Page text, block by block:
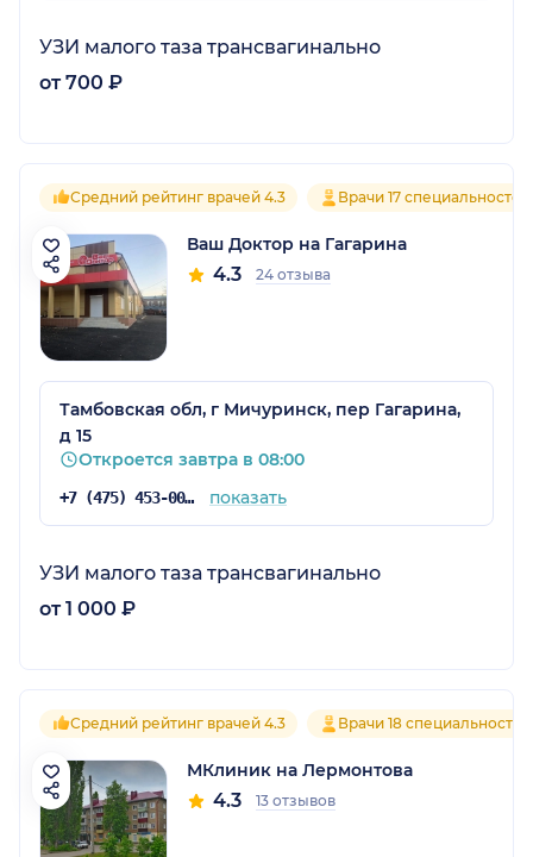
УЗИ малого таза трансвагинально
от 700 ₽
Средний рейтинг врачей 4.3 Врачи 17 специальностей
Ваш Доктор на Гагарина
4.3 24 отзыва
Тамбовская обл, г Мичуринск, пер Гагарина,
д 15
Откроется завтра в 08:00
+7 (475) 453-00-08 показать
УЗИ малого таза трансвагинально
от 1 000 ₽
Средний рейтинг врачей 4.3 Врачи 18 специальностей
МКлиник на Лермонтова
4.3 13 отзывов